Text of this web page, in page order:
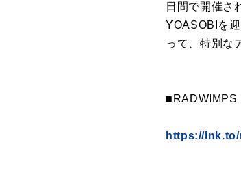
日間で開催さ
YOASOBIを
って、特別な
■RADWIMPS
https://